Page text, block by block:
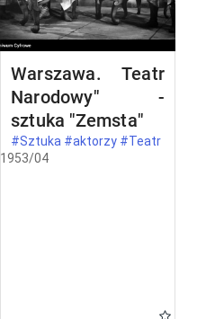
Warszawa. Teatr
Narodowy" -
sztuka "Zemsta"
#Sztuka #aktorzy #Teatr
1953/04